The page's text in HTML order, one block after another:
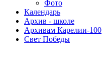
Фото
Календарь
Архив - школе
Архивам Карелии-100
Свет Победы